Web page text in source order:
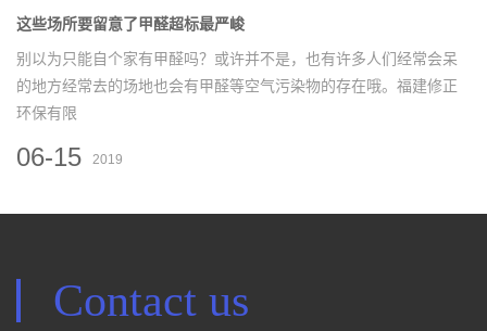
这些场所要留意了甲醛超标最严峻
别以为只能自个家有甲醛吗？或许并不是，也有许多人们经常会呆
的地方经常去的场地也会有甲醛等空气污染物的存在哦。福建修正
环保有限
06-15 2019
Contact us